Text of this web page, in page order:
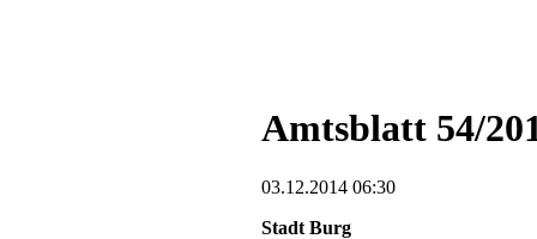
Amtsblatt 54/
03.12.2014 06:30
Stadt Burg